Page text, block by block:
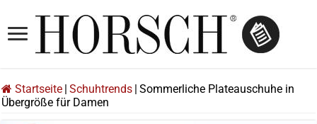
Startseite Schuhtrends Sommerliche Plateauschuhe in
Übergröße für Damen